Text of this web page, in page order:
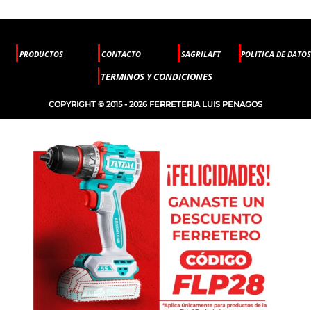
PRODUCTOS CONTACTO SAGRILAFT POLITICA DE DATOS
TERMINOS Y CONDICIONES
COPYRIGHT © 2015 - 2026 FERRETERIA LUIS PENAGOS